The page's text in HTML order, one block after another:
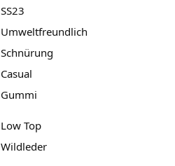
SS23
Umweltfreundlich
Schnürung
Casual
Gummi
Low Top
Wildleder